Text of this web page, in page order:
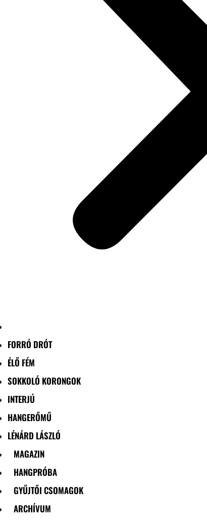
FORRÓ DRÓT
ÉLŐ FÉM
SOKKOLÓ KORONGOK
INTERJÚ
HANGERŐMŰ
LÉNÁRD LÁSZLÓ
MAGAZIN
HANGPRÓBA
GYŰJTŐI CSOMAGOK
ARCHÍVUM